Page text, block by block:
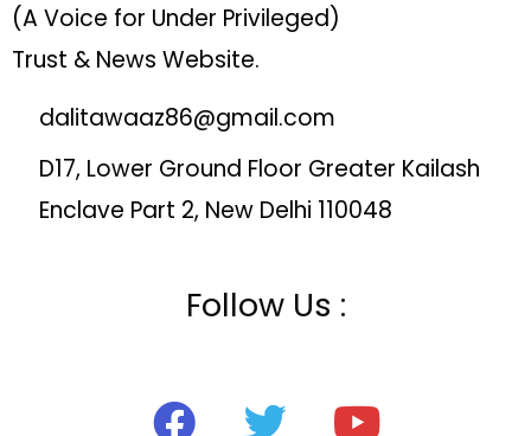
(A Voice for Under Privileged)
Trust & News Website.
dalitawaaz86@gmail.com
D17, Lower Ground Floor Greater Kailash
Enclave Part 2, New Delhi 110048
Follow Us :